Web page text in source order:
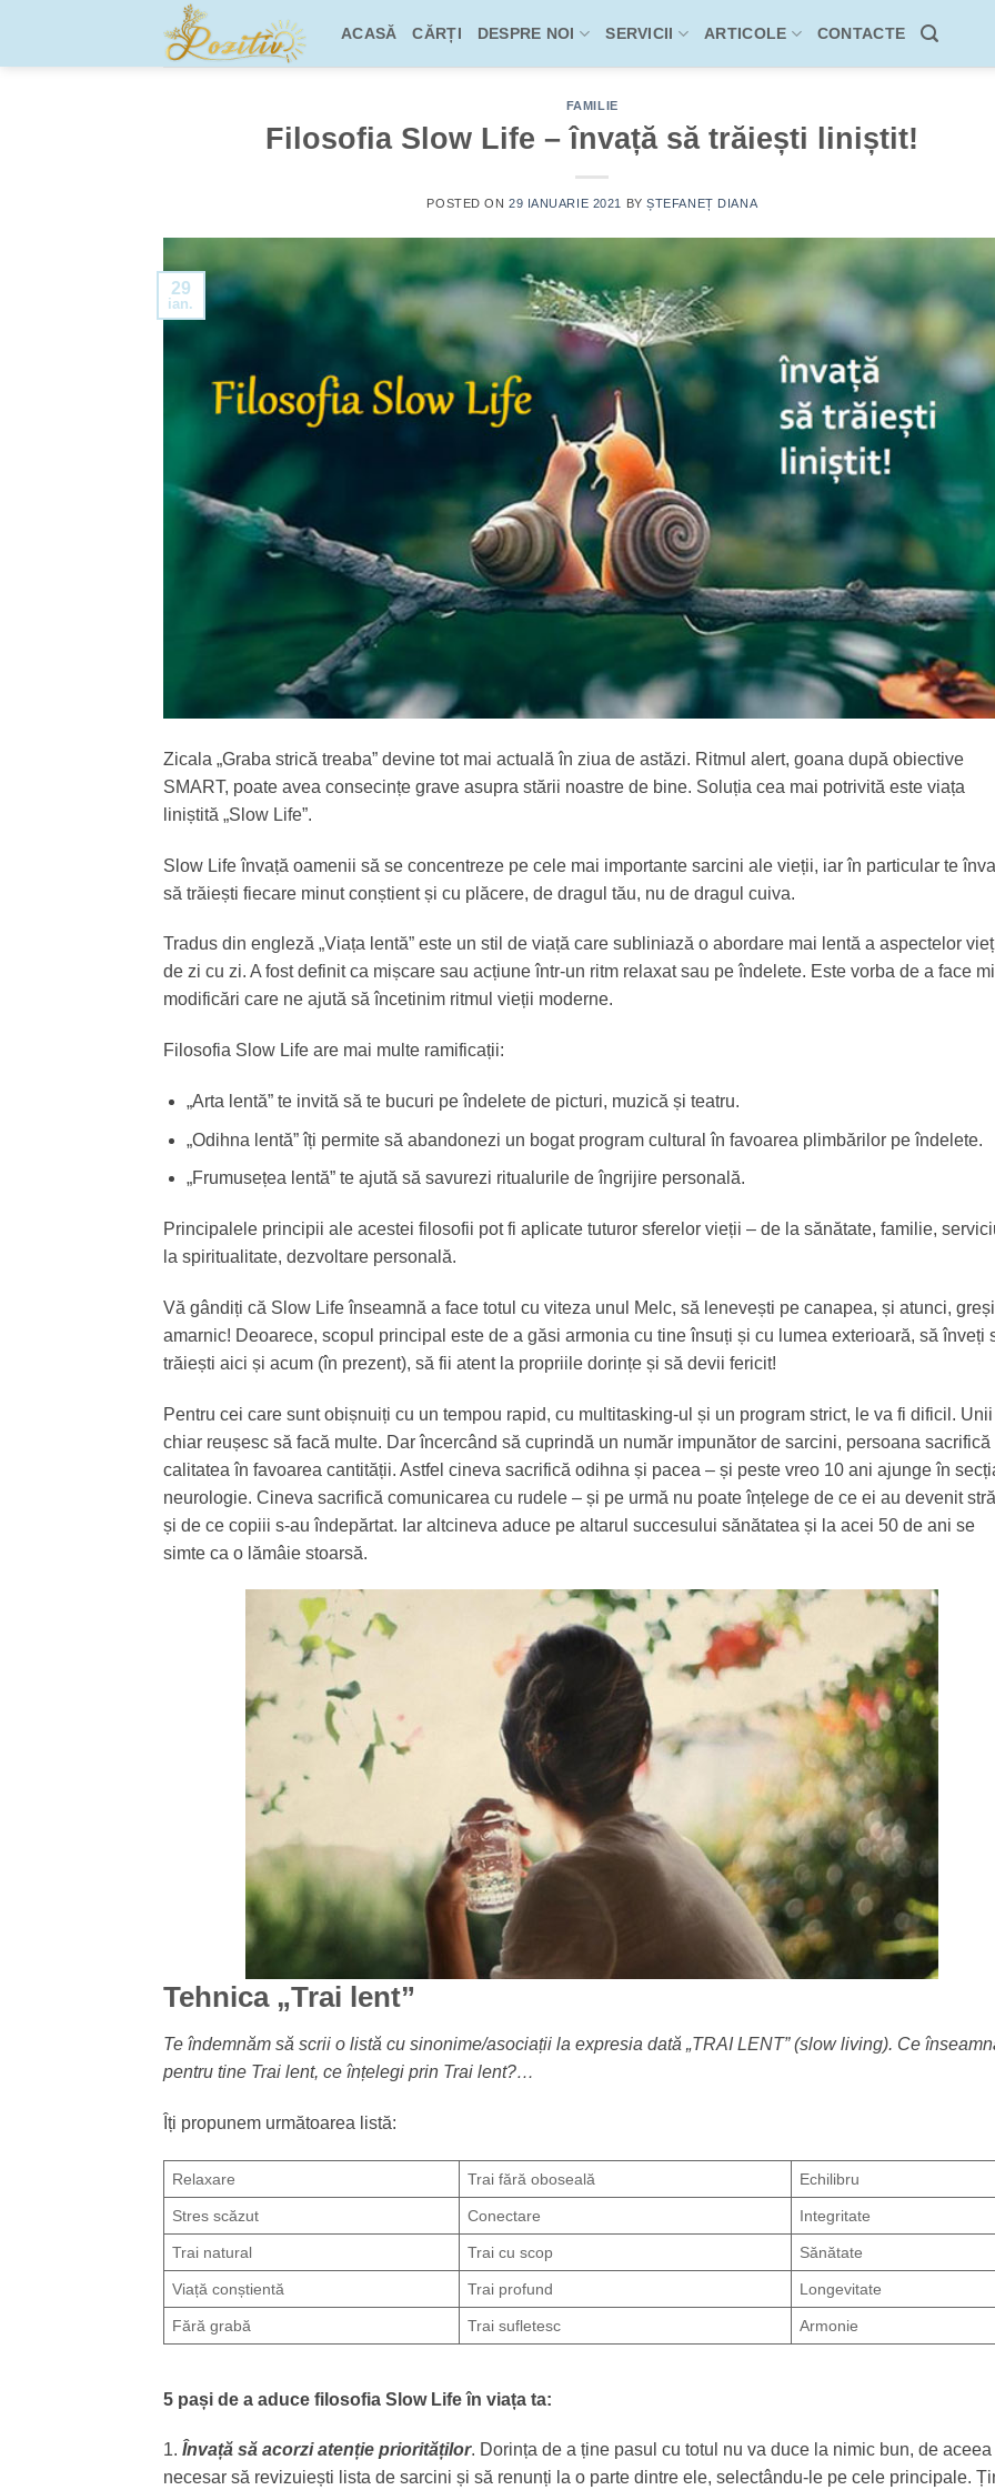
content
ACASĂ CĂRȚI DESPRE NOI SERVICII ARTICOLE CONTACTE
FAMILIE
Filosofia Slow Life – învață să trăiești liniștit!
POSTED ON29 IANUARIE 2021 BYȘTEFANEȚ DIANA
29
ian.
Zicala „Graba strică treaba” devine tot mai actuală în ziua de astăzi. Ritmul alert, goana după obiective
SMART, poate avea consecințe grave asupra stării noastre de bine. Soluția cea mai potrivită este viața
liniștită „Slow Life”.
Slow Life învață oamenii să se concentreze pe cele mai importante sarcini ale vieții, iar în particular te
să trăiești fiecare minut conștient și cu plăcere, de dragul tău, nu de dragul cuiva.
Tradus din engleză „Viața lentă” este un stil de viață care subliniază o abordare mai lentă a aspectelor
de zi cu zi. A fost definit ca mișcare sau acțiune într-un ritm relaxat sau pe îndelete. Este vorba de a face
modificări care ne ajută să încetinim ritmul vieții moderne.
Filosofia Slow Life are mai multe ramificații:
„Arta lentă” te invită să te bucuri pe îndelete de picturi, muzică și teatru.
„Odihna lentă” îți permite să abandonezi un bogat program cultural în favoarea plimbărilor pe îndelete.
„Frumusețea lentă” te ajută să savurezi ritualurile de îngrijire personală.
Principalele principii ale acestei filosofii pot fi aplicate tuturor sferelor vieții – de la sănătate, familie,
la spiritualitate, dezvoltare personală.
Vă gândiți că Slow Life înseamnă a face totul cu viteza unul Melc, să lenevești pe canapea, și atunci,
amarnic! Deoarece, scopul principal este de a găsi armonia cu tine însuți și cu lumea exterioară, să înveți
trăiești aici și acum (în prezent), să fii atent la propriile dorințe și să devii fericit!
Pentru cei care sunt obișnuiți cu un tempou rapid, cu multitasking-ul și un program strict, le va fi dificil. Unii
chiar reușesc să facă multe. Dar încercând să cuprindă un număr impunător de sarcini, persoana sacrifică
calitatea în favoarea cantității. Astfel cineva sacrifică odihna și pacea – și peste vreo 10 ani ajunge în
neurologie. Cineva sacrifică comunicarea cu rudele – și pe urmă nu poate înțelege de ce ei au devenit
și de ce copiii s-au îndepărtat. Iar altcineva aduce pe altarul succesului sănătatea și la acei 50 de ani se
simte ca o lămâie stoarsă.
Tehnica „Trai lent”
Te îndemnăm să scrii o listă cu sinonime/asociații la expresia dată „TRAI LENT” (slow living). Ce
pentru tine Trai lent, ce înțelegi prin Trai lent?…
Îți propunem următoarea listă:
Relaxare Trai fără oboseală Echilibru
Stres scăzut Conectare Integritate
Trai natural Trai cu scop Sănătate
Viață conștientă Trai profund Longevitate
Fără grabă Trai sufletesc Armonie
5 pași de a aduce filosofia Slow Life în viața ta:
1. Învață să acorzi atenție priorităților. Dorința de a ține pasul cu totul nu va duce la nimic bun, de aceea
necesar să revizuiești lista de sarcini și să renunți la o parte dintre ele, selectându-le pe cele principale.